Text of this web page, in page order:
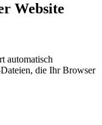
Website
automatisch
die Ihr Browser